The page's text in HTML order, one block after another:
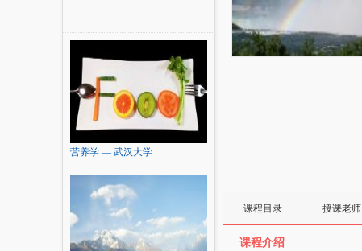
营养学 — 武汉大学
课程目录 授课老师
课程介绍